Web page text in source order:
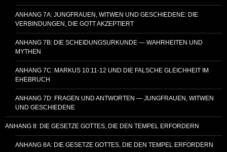
ANHANG 7A: JUNGFRAUEN, WITWEN UND GESCHIEDENE: DIE
VERBINDUNGEN, DIE GOTT AKZEPTIERT
ANHANG 7B: DIE SCHEIDUNGSURKUNDE — WAHRHEITEN UND
MYTHEN
ANHANG 7C: MARKUS 10:11-12 UND DIE FALSCHE GLEICHHEIT IM
EHEBRUCH
ANHANG 7D: FRAGEN UND ANTWORTEN — JUNGFRAUEN, WITWEN
UND GESCHIEDENE
ANHANG 8: DIE GESETZE GOTTES, DIE DEN TEMPEL ERFORDERN
ANHANG 8A: DIE GESETZE GOTTES, DIE DEN TEMPEL ERFORDERN